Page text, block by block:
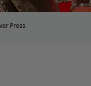
Press